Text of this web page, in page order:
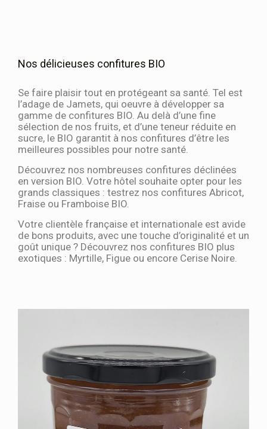
Nos délicieuses confitures BIO
Se faire plaisir tout en protégeant sa santé. Tel est
l’adage de Jamets, qui oeuvre à développer sa
gamme de confitures BIO. Au delà d’une fine
sélection de nos fruits, et d’une teneur réduite en
sucre, le BIO garantit à nos confitures d’être les
meilleures possibles pour notre santé.
Découvrez nos nombreuses confitures déclinées
en version BIO. Votre hôtel souhaite opter pour les
grands classiques : testrez nos confitures Abricot,
Fraise ou Framboise BIO.
Votre clientèle française et internationale est avide
de bons produits, avec une touche d’originalité et un
goût unique ? Découvrez nos confitures BIO plus
exotiques : Myrtille, Figue ou encore Cerise Noire.